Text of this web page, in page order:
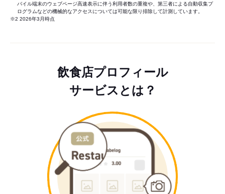
バイル端末のウェブページ高速表示に伴う利用者数の重複や、第三者による自動収集プ
ログラムなどの機械的なアクセスについては可能な限り排除して計測しています。
※2 2026年3月時点
飲食店プロフィール
サービスとは？